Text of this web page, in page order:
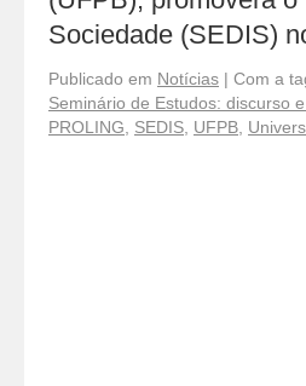
Sociedade (SEDIS)
Publicado em Notícias | Com a
Seminário de Estudos: discurso
PROLING
SEDIS UFPB